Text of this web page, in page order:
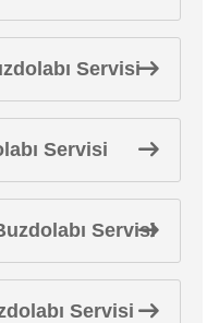
Servisi
Servisi
Servisi
Servisi